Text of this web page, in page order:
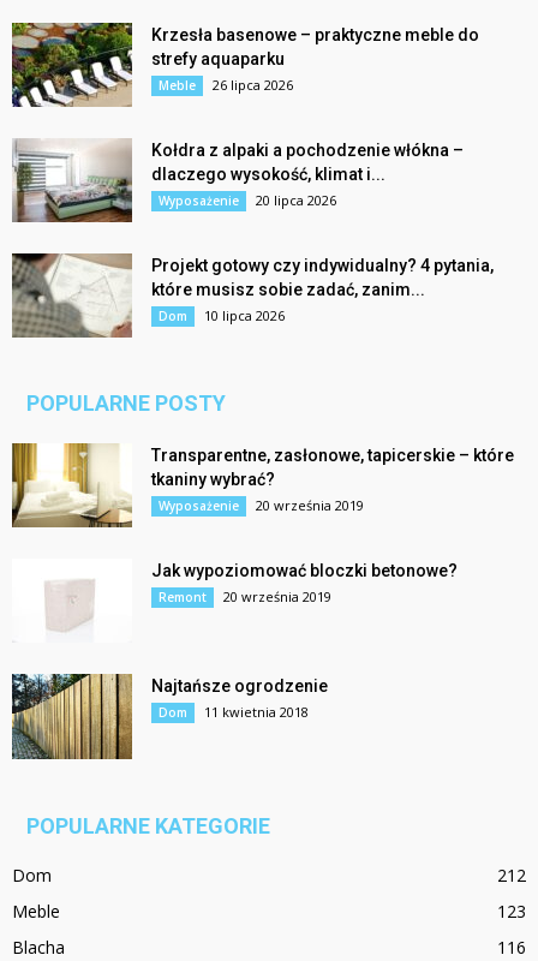
Krzesła basenowe – praktyczne meble do
strefy aquaparku
Meble 26 lipca 2026
Kołdra z alpaki a pochodzenie włókna –
dlaczego wysokość, klimat i...
Wyposażenie 20 lipca 2026
Projekt gotowy czy indywidualny? 4 pytania,
które musisz sobie zadać, zanim...
Dom 10 lipca 2026
POPULARNE POSTY
Transparentne, zasłonowe, tapicerskie – które
tkaniny wybrać?
Wyposażenie 20 września 2019
Jak wypoziomować bloczki betonowe?
Remont 20 września 2019
Najtańsze ogrodzenie
Dom 11 kwietnia 2018
POPULARNE KATEGORIE
Dom
212
Meble
123
Blacha
116